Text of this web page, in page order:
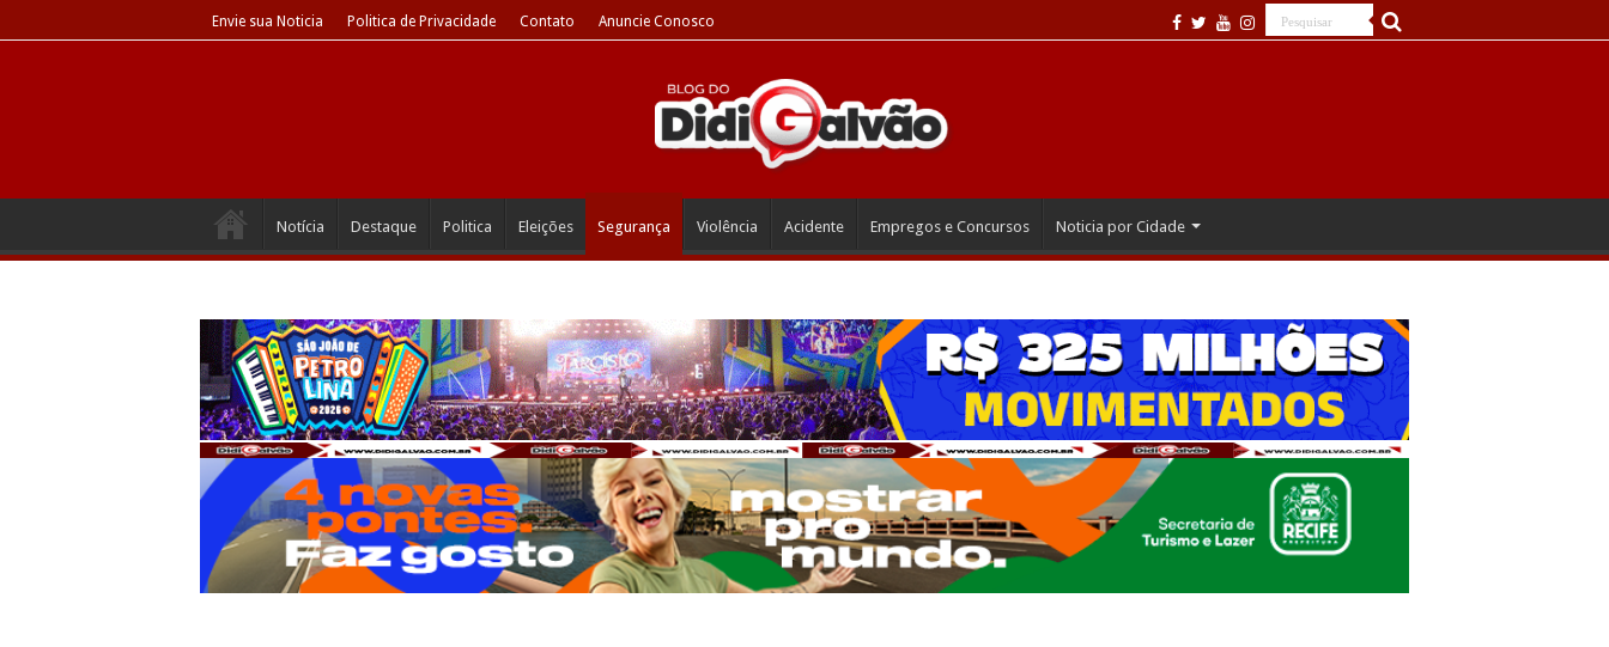
Envie sua Noticia Politica de Privacidade Contato Anuncie Conosco
Notícia Destaque Politica Eleições Segurança Violência Acidente Empregos e Concursos Noticia por Cidade